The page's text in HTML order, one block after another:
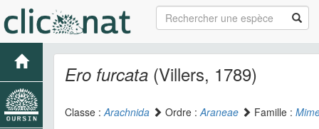
Ero furcata (Villers, 1789)
Classe :Arachnida Ordre :Araneae Famille :